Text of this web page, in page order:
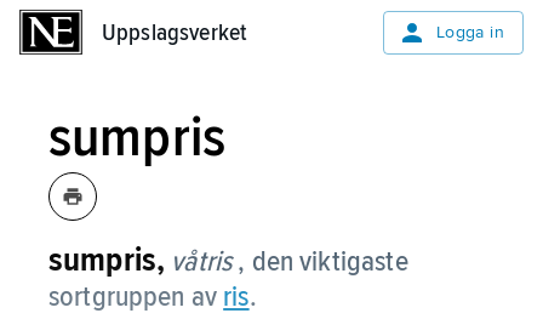
Uppslagsverket Logga in
sumpris
sumpris, våtris , den viktigaste
sortgruppen av ris.